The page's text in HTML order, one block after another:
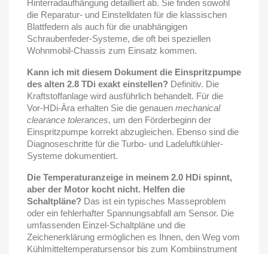
Hinterradaufhängung detailliert ab. Sie finden sowohl
die Reparatur- und Einstelldaten für die klassischen
Blattfedern als auch für die unabhängigen
Schraubenfeder-Systeme, die oft bei speziellen
Wohnmobil-Chassis zum Einsatz kommen.
Kann ich mit diesem Dokument die Einspritzpumpe
des alten 2.8 TDi exakt einstellen? Definitiv. Die
Kraftstoffanlage wird ausführlich behandelt. Für die
Vor-HDi-Ära erhalten Sie die genauen mechanical
clearance tolerances, um den Förderbeginn der
Einspritzpumpe korrekt abzugleichen. Ebenso sind die
Diagnoseschritte für die Turbo- und Ladeluftkühler-
Systeme dokumentiert.
Die Temperaturanzeige in meinem 2.0 HDi spinnt,
aber der Motor kocht nicht. Helfen die
Schaltpläne? Das ist ein typisches Masseproblem
oder ein fehlerhafter Spannungsabfall am Sensor. Die
umfassenden Einzel-Schaltpläne und die
Zeichenerklärung ermöglichen es Ihnen, den Weg vom
Kühlmitteltemperatursensor bis zum Kombiinstrument